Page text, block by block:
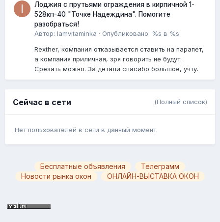
Лоджия с прутьями ограждения в кирпичной 1-
528кп-40 "Точке Надеждина". Помогите
разобраться!
Автор: Iamvitaminka · Опубликовано: %s в %s
Rexther, компания отказывается ставить на парапет,
а компания приличная, зря говорить не будут.
Срезать можно. За детали спасибо большое, учту.
Сейчас в сети (Полный список)
Нет пользователей в сети в данный момент.
Бесплатные объявления
Телеграмм
Новости рынка окон
ОНЛАЙН-ВЫСТАВКА ОКОН